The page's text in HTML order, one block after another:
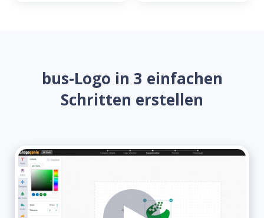
bus-Logo in 3 einfachen
Schritten erstellen